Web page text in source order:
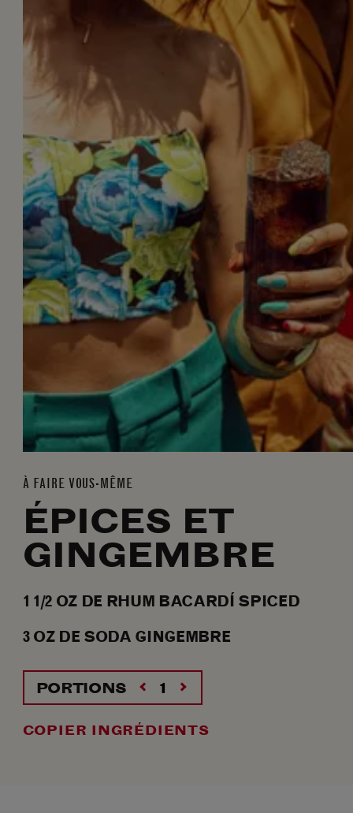
À FAIRE VOUS-MÊME
ÉPICES ET
GINGEMBRE
1 1/2 OZ DE RHUM BACARDÍ SPICED
3OZDE SODA GINGEMBRE
PORTIONS
COPIER INGRÉDIENTS